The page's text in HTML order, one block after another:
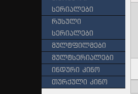
სერიალები
რუსული
სერიალები
მულტფილმები
მულტსერიალები
ინდური კინო
თურქული კინო